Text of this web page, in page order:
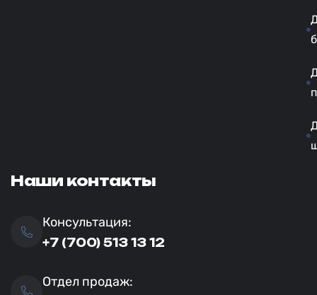
Наши контакты
Консультация:
+7 (700) 513 13 12
Отдел продаж: